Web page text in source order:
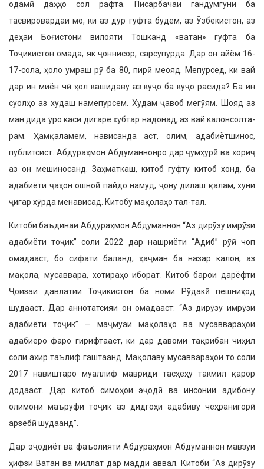
одамӣ даҳҳо сол рафта. Писарбачаи гандумгуни ба
тасвировардаи мо, ки аз дур гуф­та будем, аз Ӯзбекистон, аз
деҳаи Боғистони вилояти Тошканд «ватан» гуфта ба
Тоҷикистон омада, як ҷоннисор, сарсупурда. Дар он айём 16-
17-сола, ҳоло умраш рӯ ба 80, пирӣ меояд. Мепурсед, ки вай
дар ин миён чӣ ҳол кашидаву аз куҷо ба куҷо расида? Ба ин
суолҳо аз худаш намепурсем. Худам ҷавоб мегӯям. Шояд аз
ман дида ӯро каси дигаре хубтар надонад, аз вай калонсолта­
рам. Ҳамқаламем, нависанда аст, олим, адабиётшинос,
публитсист. Абдураҳмон Абдуманнонро дар ҷумҳурӣ ва хориҷ
аз он мешино­санд. Заҳматкаш, китоб гуфту китоб хонд, ба
адабиёти ҷаҳон ошноӣ пайдо намуд, ҷону дилаш қалам, хуни
ҷигар хӯрда менависад. Кито­бу мақолаҳо тал-тал.
Китоби баъдинаи Абдураҳмон Абдуманнон “Аз дирӯзу имрӯзи
адабиёти тоҷик” соли 2022 дар на­шриёти “Адиб” рӯӣ чоп
омадааст, бо сифати баланд, ҳаҷман ба назар калон, аз
мақола, мусаввара, хоти­раҳо иборат. Китоб барои дарёфти
Ҷоизаи давлатии Тоҷикистон ба номи Рӯдакӣ пешниҳод
шудааст. Дар аннотатсияи он омадааст: “Аз дирӯзу имрӯзи
адабиёти тоҷик” – маҷмуаи мақолаҳо ва мусаввараҳои
адабиеро фаро гирифтааст, ки дар давоми тақрибан чиҳил
соли ахир таълиф гаштаанд. Мақолаву мусав­вараҳои то соли
2017 навиштаро муаллиф мавриди тасҳеҳу такмил қарор
додааст. Дар китоб симоҳои эҷодӣ ва инсонии адибону
олимони маъруфи тоҷик аз дидгоҳи адабиву чеҳранигорӣ
арзёбӣ шудаанд”.
Дар эҷодиёт ва фаъолияти Абдураҳмон Абдуманнон мавзуи
ҳифзи Ватан ва миллат дар мадди аввал. Китоби “Аз дирӯзу